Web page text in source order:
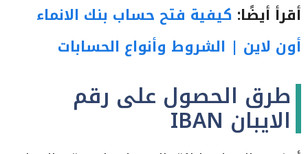
أقرأ أيضًا: كيفية فتح حساب بنك الانماء
أون لاين | الشروط وأنواع الحسابات
طرق الحصول على رقم
الايبان IBAN